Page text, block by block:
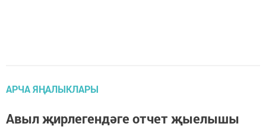
АРЧА ЯҢАЛЫКЛАРЫ
Авыл җирлегендәге отчет җыелышы